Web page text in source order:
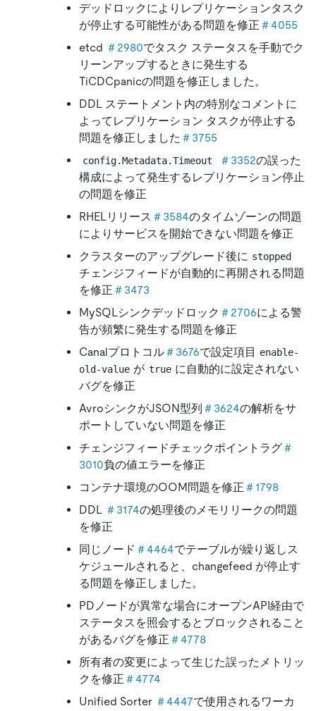
デッドロックによりレプリケーションタスク
が停止する可能性がある問題を修正 ＃4055
etcd ＃2980でタスク ステータスを手動でク
リーンアップするときに発生する
TiCDCpanicの問題を修正しました。
DDL ステートメント内の特別なコメントに
よってレプリケーション タスクが停止する
問題を修正しました ＃3755
config.Metadata.Timeout ＃3352の誤った
構成によって発生するレプリケーション停止
の問題を修正
RHELリリース ＃3584のタイムゾーンの問題
によりサービスを開始できない問題を修正
クラスターのアップグレード後に stopped
チェンジフィードが自動的に再開される問題
を修正 ＃3473
MySQLシンクデッドロック ＃2706による警
告が頻繁に発生する問題を修正
Canalプロトコル＃3676で設定項目
enable-
old-value が true に自動的に設定されない
バグを修正
AvroシンクがJSON型列 ＃3624の解析をサ
ポートしていない問題を修正
チェンジフィードチェックポイントラグ＃
3010負の値エラーを修正
コンテナ環境のOOM問題を修正 ＃1798
DDL ＃3174の処理後のメモリリークの問題
を修正
同じノード ＃4464でテーブルが繰り返しス
ケジュールされると、changefeed が停止す
る問題を修正しました。
PDノードが異常な場合にオープンAPI経由で
ステータスを照会するとブロックされること
があるバグを修正 ＃4778
所有者の変更によって生じた誤ったメトリッ
クを修正 ＃4774
Unified Sorter ＃4447で使用されるワーカ